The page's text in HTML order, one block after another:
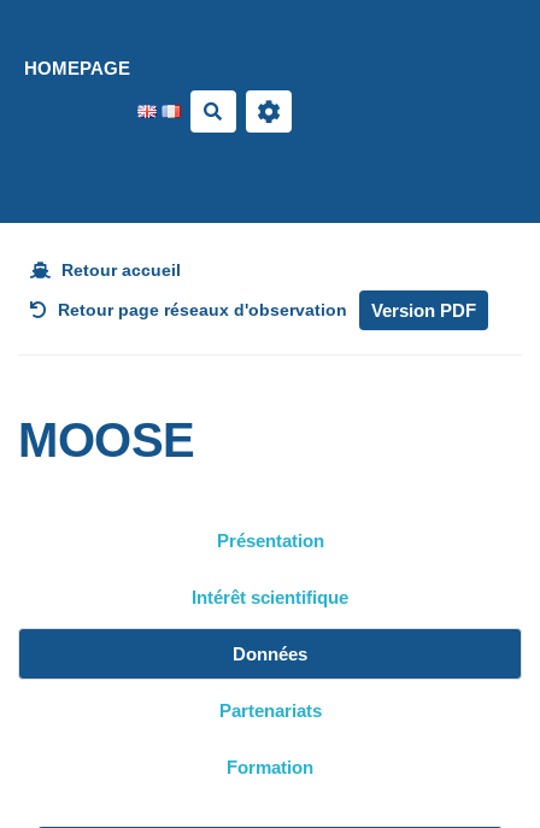
HOMEPAGE
Search
Retour accueil
Retour page réseaux d'observation Version PDF
MOOSE
Présentation
Intérêt scientifique
Données
Partenariats
Formation